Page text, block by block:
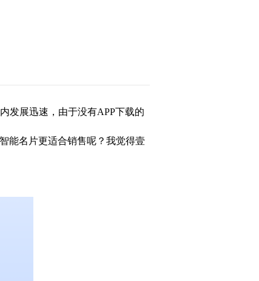
发展迅速，由于没有APP下载的
能名片更适合销售呢？我觉得壹